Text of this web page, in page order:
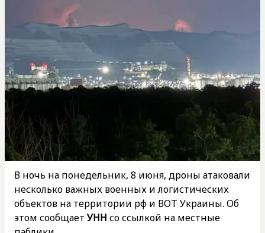
В ночь на понедельник, 8 июня, дроны атаковали
несколько важных военных и логистических
объектов на территории рф и ВОТ Украины. Об
этом сообщаетУНН со ссылкой на местные